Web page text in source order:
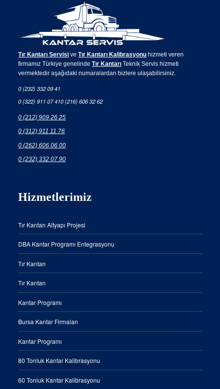
Tır Kantarı Servisi veTır Kantarı Kalibrasyonu hizmeti veren
firmamız Türkiye genelindeTır Kantarı Teknik Servis hizmeti
vermektedir aşağıdaki numaralardan bizlere ulaşabilirsiniz.
0 (232) 332 09 41
0 (322) 911 07 410 (216) 606 32 62
0 (212) 909 26 25
0 (312) 911 11 76
0 (262) 606 06 00
0 (232) 332 07 90
Hizmetlerimiz
Tır Kantarı Altyapı Projesi
DBA Kantar Programı Entegrasyonu
Tır Kantarı
Tır Kantarı
Kantar Programı
Bursa Kantar Firmaları
Kantar Programı
80 Tonluk Kantar Kalibrasyonu
60 Tonluk Kantar Kalibrasyonu